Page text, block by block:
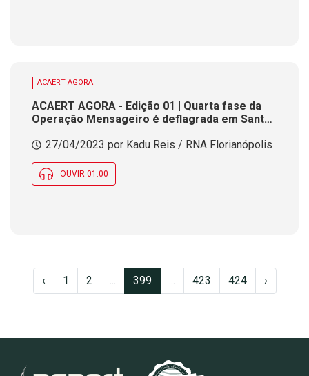
ACAERT AGORA
ACAERT AGORA - Edição 01 | Quarta fase da
Operação Mensageiro é deflagrada em Santa
27/04/2023 por Kadu Reis / RNA Florianópolis
OUVIR 01:00
‹ 1 2 ... 399 ... 423 424 ›